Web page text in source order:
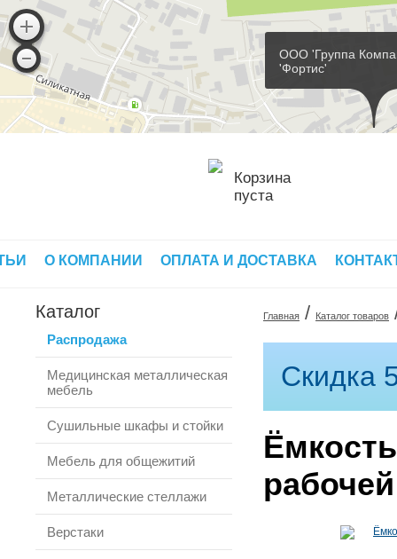
ООО 'Группа
'Фортис'
Корзина
пуста
О КОМПАНИИ ОПЛАТА И ДОСТАВКА
Каталог
Распродажа
Медицинская металлическая
мебель
Сушильные шкафы и стойки
Мебель для общежитий
Металлические стеллажи
Верстаки
Главная / Каталог товаров
Скидка